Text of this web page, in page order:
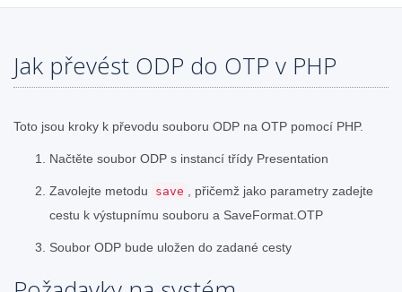
Jak převést ODP do OTP v PHP
Toto jsou kroky k převodu souboru ODP na OTP pomocí PHP.
Načtěte soubor ODP s instancí třídy Presentation
Zavolejte metodu save
, přičemž jako parametry zadejte
cestu k výstupnímu souboru a SaveFormat.OTP
Soubor ODP bude uložen do zadané cesty